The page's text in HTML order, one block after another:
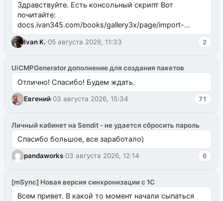
Здравствуйте. Есть консольный скрипт Вот
почитайте:
docs.ivan345.com/books/gallery3x/page/import-
ms2galleryphp
Ivan K.·05 августа 2026, 11:33 2
UiCMPGenerator дополнение для создания пакетов
Отлично! Спасибо! Будем ждать.
Евгений·03 августа 2026, 15:34 71
Личный кабинет на Sendit - не удается сбросить пароль
Спасибо большое, все заработало)
pandaworks·03 августа 2026, 12:14 6
[mSync] Новая версия синхронизации с 1С
Всем привет. В какой то момент начали сыпаться